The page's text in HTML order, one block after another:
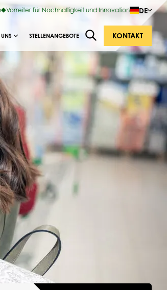
Vorreiter für Nachhaltigkeit und Innovation DE
UNS STELLENANGEBOTE KONTAKT